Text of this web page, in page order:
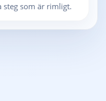
steg som är rimligt.